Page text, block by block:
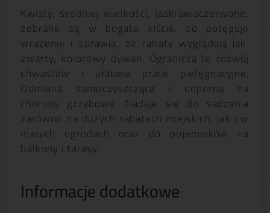
Kwiaty, średniej wielkości, jaskrawoczerwone,
zebrane są w bogate kiście, co potęguje
wrażenie i sprawia, że rabaty wyglądają jak
zwarty, kolorowy dywan. Ogranicza to rozwój
chwastów i ułatwia prace pielęgnacyjne.
Odmiana samoczyszcząca i odporna na
choroby grzybowe. Nadaje się do sadzenia
zarówno na dużych rabatach miejskich, jak i w
małych ogrodach oraz do pojemników na
balkony i tarasy.
Informacje dodatkowe